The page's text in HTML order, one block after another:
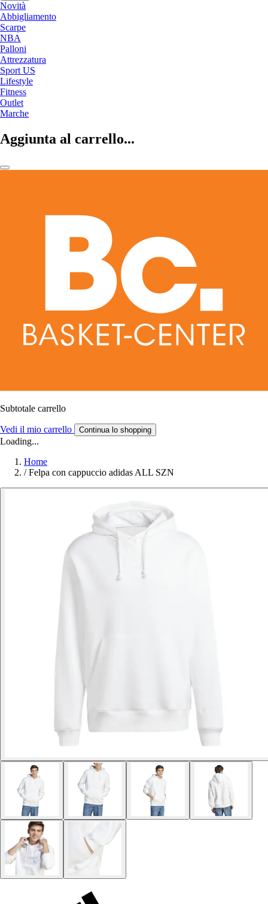
Novità
Abbigliamento
Scarpe
NBA
Palloni
Attrezzatura
Sport US
Lifestyle
Fitness
Outlet
Marche
Aggiunta al carrello...
Subtotale carrello
Vedi il mio carrello Continua lo shopping
Loading...
Home
/ Felpa con cappuccio adidas ALL SZN